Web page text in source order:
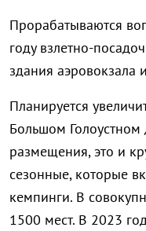
Прорабатываются
году взлетно-
здания аэровокзала
Планируется
Большом Голоустном
размещения, это и
сезонные, которые
кемпинги. В
1500 мест. В 2023